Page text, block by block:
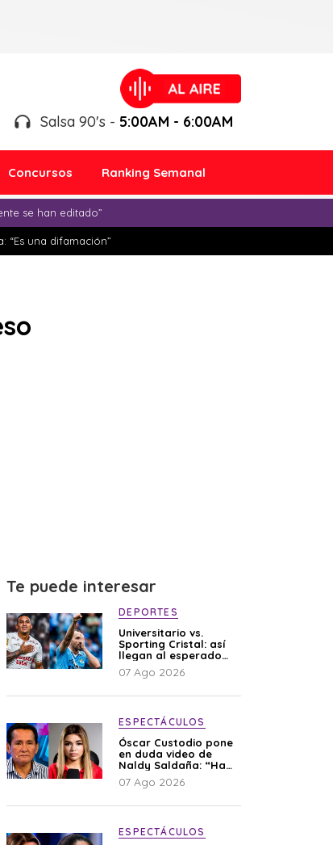
Salsa 90's - 5:00AM - 6:00AM
Concursos Ranking Semanal
se han editado”
“Es una difamación”
Te puede interesar
DEPORTES
Universitario vs.
Sporting Cristal: así
llegan al esperado
duelo
07 Ago 2026
ESPECTÁCULOS
Óscar Custodio pone
en duda video de
Naldy Saldaña: “Hay
cosas que de repente
se han editado”
07 Ago 2026
ESPECTÁCULOS